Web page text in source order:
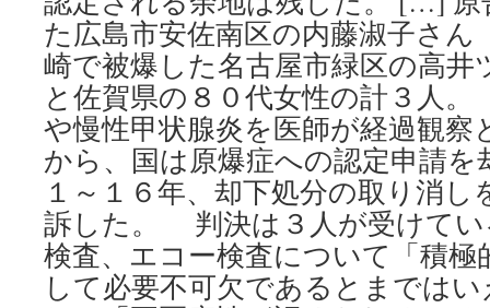
た広島市安佐南区の内藤淑子さん
崎で被爆した名古屋市緑区の高井
と佐賀県の８０代女性の計３人
や慢性甲状腺炎を医師が経過観察
から、国は原爆症への認定申請を
１～１６年、却下処分の取り消
訴した。 判決は３人が受けてい
検査、エコー検査について「積極
して必要不可欠であるとまでは